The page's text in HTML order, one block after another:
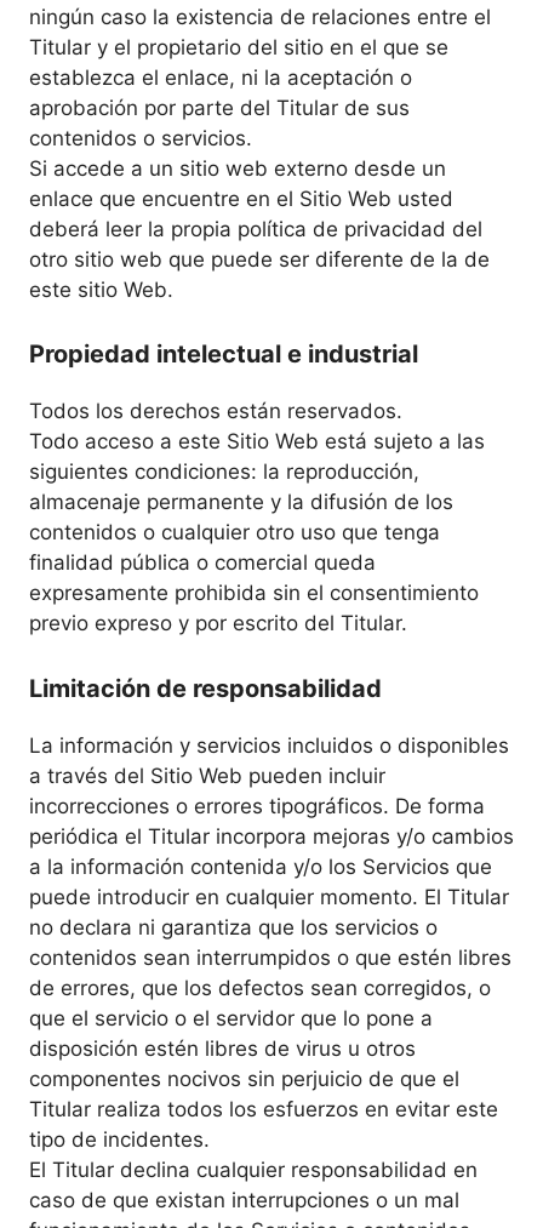
ningún caso la existencia de relaciones entre el
Titular y el propietario del sitio en el que se
establezca el enlace, ni la aceptación o
aprobación por parte del Titular de sus
contenidos o servicios.
Si accede a un sitio web externo desde un
enlace que encuentre en el Sitio Web usted
deberá leer la propia política de privacidad del
otro sitio web que puede ser diferente de la de
este sitio Web.
Propiedad intelectual e industrial
Todos los derechos están reservados.
Todo acceso a este Sitio Web está sujeto a las
siguientes condiciones: la reproducción,
almacenaje permanente y la difusión de los
contenidos o cualquier otro uso que tenga
finalidad pública o comercial queda
expresamente prohibida sin el consentimiento
previo expreso y por escrito del Titular.
Limitación de responsabilidad
La información y servicios incluidos o disponibles
a través del Sitio Web pueden incluir
incorrecciones o errores tipográficos. De forma
periódica el Titular incorpora mejoras y/o cambios
a la información contenida y/o los Servicios que
puede introducir en cualquier momento. El Titular
no declara ni garantiza que los servicios o
contenidos sean interrumpidos o que estén libres
de errores, que los defectos sean corregidos, o
que el servicio o el servidor que lo pone a
disposición estén libres de virus u otros
componentes nocivos sin perjuicio de que el
Titular realiza todos los esfuerzos en evitar este
tipo de incidentes.
El Titular declina cualquier responsabilidad en
caso de que existan interrupciones o un mal